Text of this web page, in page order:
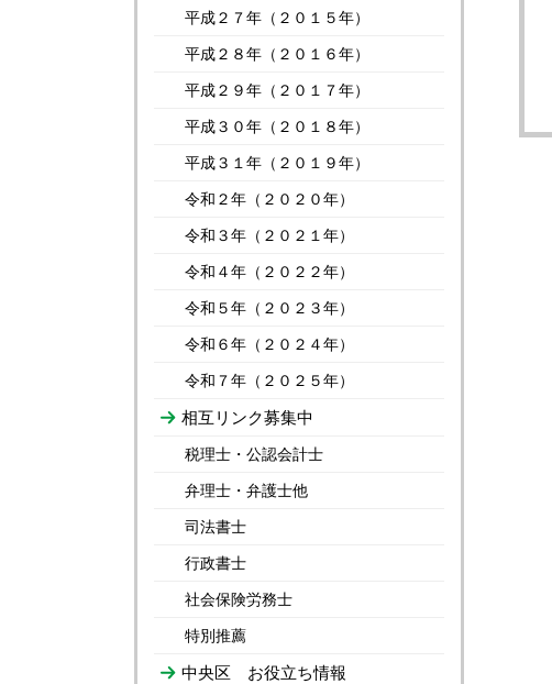
平成２７年（２０１５年）
平成２８年（２０１６年）
平成２９年（２０１７年）
平成３０年（２０１８年）
平成３１年（２０１９年）
令和２年（２０２０年）
令和３年（２０２１年）
令和４年（２０２２年）
令和５年（２０２３年）
令和６年（２０２４年）
令和７年（２０２５年）
相互リンク募集中
税理士・公認会計士
弁理士・弁護士他
司法書士
行政書士
社会保険労務士
特別推薦
中央区 お役立ち情報